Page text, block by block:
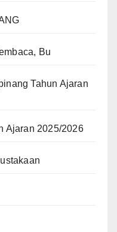
Bu
Tahun Ajaran
Ajaran 2025/2026